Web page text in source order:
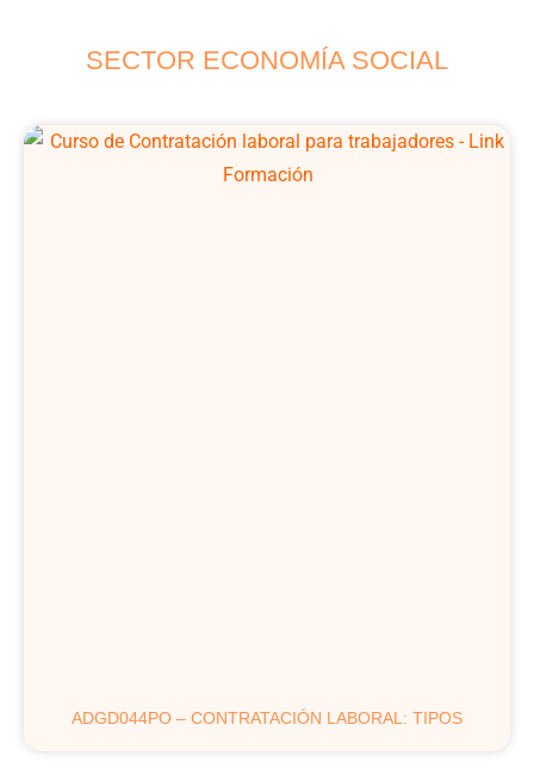
SECTOR ECONOMÍA SOCIAL
ADGD044PO – CONTRATACIÓN LABORAL: TIPOS